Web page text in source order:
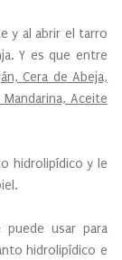
y al abrir el tarro
Y es que entre
Cera de Abeja,
Aceite
hidrolipídico y le
usar para
hidrolipídico e